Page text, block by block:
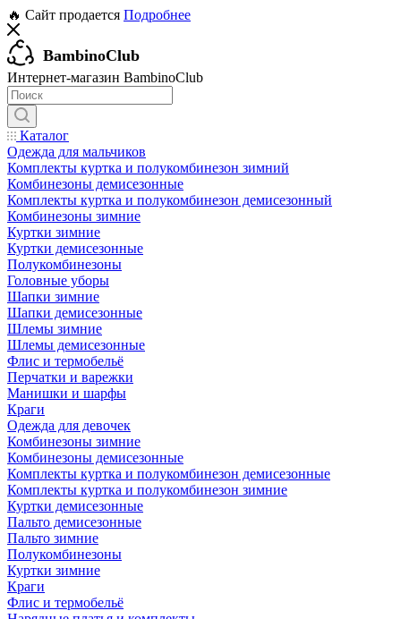
🔥 Сайт продается Подробнее
BambinoClub
Интернет-магазин BambinoClub
Каталог
Одежда для мальчиков
Комплекты куртка и полукомбинезон зимний
Комбинезоны демисезонные
Комплекты куртка и полукомбинезон демисезонный
Комбинезоны зимние
Куртки зимние
Куртки демисезонные
Полукомбинезоны
Головные уборы
Шапки зимние
Шапки демисезонные
Шлемы зимние
Шлемы демисезонные
Флис и термобельё
Перчатки и варежки
Манишки и шарфы
Краги
Одежда для девочек
Комбинезоны зимние
Комбинезоны демисезонные
Комплекты куртка и полукомбинезон демисезонные
Комплекты куртка и полукомбинезон зимние
Куртки демисезонные
Пальто демисезонные
Пальто зимние
Полукомбинезоны
Куртки зимние
Краги
Флис и термобельё